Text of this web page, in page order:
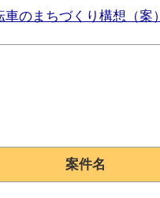
のまちづくり構想（案）
案件名